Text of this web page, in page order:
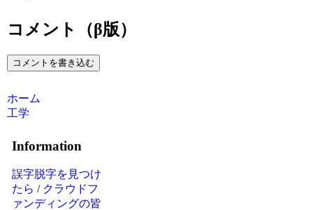
コメント（β版）
コメントを書き込む
ホーム
工学
Information
誤字脱字を見つけ
たら / クラウドフ
ァンディングの皆